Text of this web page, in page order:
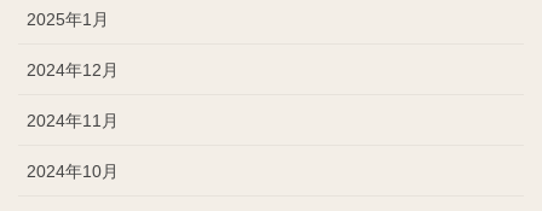
2025年1月
2024年12月
2024年11月
2024年10月